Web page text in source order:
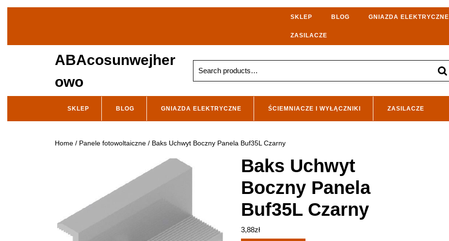
SKLEP BLOG GNIAZDA ELEKTRYCZNE
ZASILACZE
ABAcosunwejher
owo
for:
SKLEP BLOG GNIAZDA ELEKTRYCZNE ŚCIEMNIACZE I WYŁĄCZNIKI ZASILACZE
Home / Panele fotowoltaiczne / Baks Uchwyt Boczny Panela Buf35L Czarny
Baks Uchwyt
Boczny Panela
Buf35L Czarny
3,88zł